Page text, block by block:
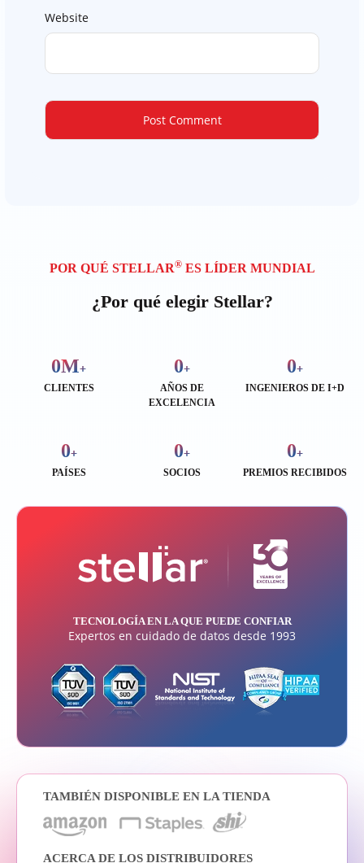
Website
POR QUÉ STELLAR®ES LÍDER MUNDIAL
¿Por qué elegir Stellar?
0M+
CLIENTES
0+
AÑOS DE
EXCELENCIA
0+
INGENIEROS DE I+D
0+
PAÍSES
0+
SOCIOS
0+
PREMIOS RECIBIDOS
TECNOLOGÍA EN LA QUE PUEDE CONFIAR
Expertos en cuidado de datos desde 1993
TAMBIÉN DISPONIBLE EN LA TIENDA
ACERCA DE LOS DISTRIBUIDORES